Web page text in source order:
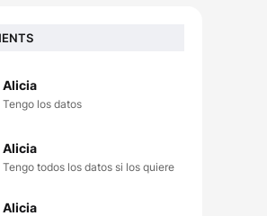
Alicia
Tengo los datos
Alicia
Tengo todos los datos si los quiere
Alicia